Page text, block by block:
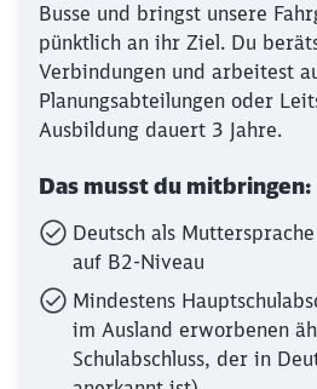
Busse und bringst unsere
pünktlich an ihr Ziel. Du
Verbindungen und arbeitest
Planungsabteilungen oder
Ausbildung dauert 3 Jahre.
Das musst du mitbringen:
Deutsch als
auf B2-Niveau
Mindestens
im Ausland erworbenen
Schulabschluss, der in